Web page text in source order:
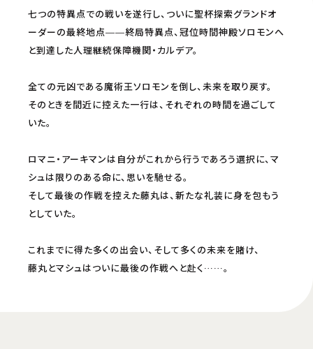
七つの特異点での戦いを遂行し、ついに聖杯探索グランドオ
ーダーの最終地点――終局特異点、冠位時間神殿ソロモンへ
と到達した人理継続保障機関・カルデア。
全ての元凶である魔術王ソロモンを倒し、未来を取り戻す。
そのときを間近に控えた一行は、それぞれの時間を過ごして
いた。
ロマニ・アーキマンは自分がこれから行うであろう選択に、マ
シュは限りのある命に、思いを馳せる。
そして最後の作戦を控えた藤丸は、新たな礼装に身を包もう
としていた。
これまでに得た多くの出会い、そして多くの未来を賭け、
藤丸とマシュはついに最後の作戦へと赴く……。